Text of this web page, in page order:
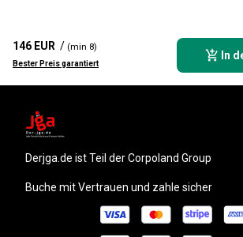
146 EUR / (min 8)
Bester Preis garantiert
In
derjga.de ist Teil der Corpoland Group
Buche mit Vertrauen und zahle sicher